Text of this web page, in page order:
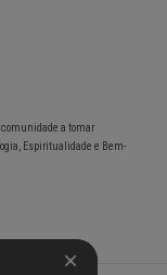
a tomar
Espiritualidade e Bem-